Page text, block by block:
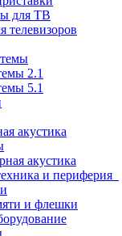
для ТВ
телевизоров
2.1
5.1
акустика
акустика
и периферия
и флешки